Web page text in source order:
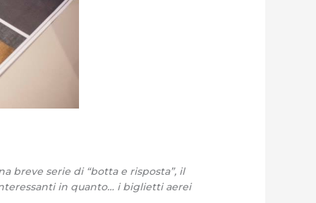
breve serie di “botta e risposta”, il
in quanto… i biglietti aerei